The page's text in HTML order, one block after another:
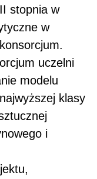
stopnia w
w
uczelni
modelu
klasy
i